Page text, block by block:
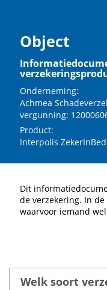
Object
Onderneming:
Achmea
vergunning:
Product:
Interpolis
Dit
de verzekering. In de
waarvoor iemand
Welk soort